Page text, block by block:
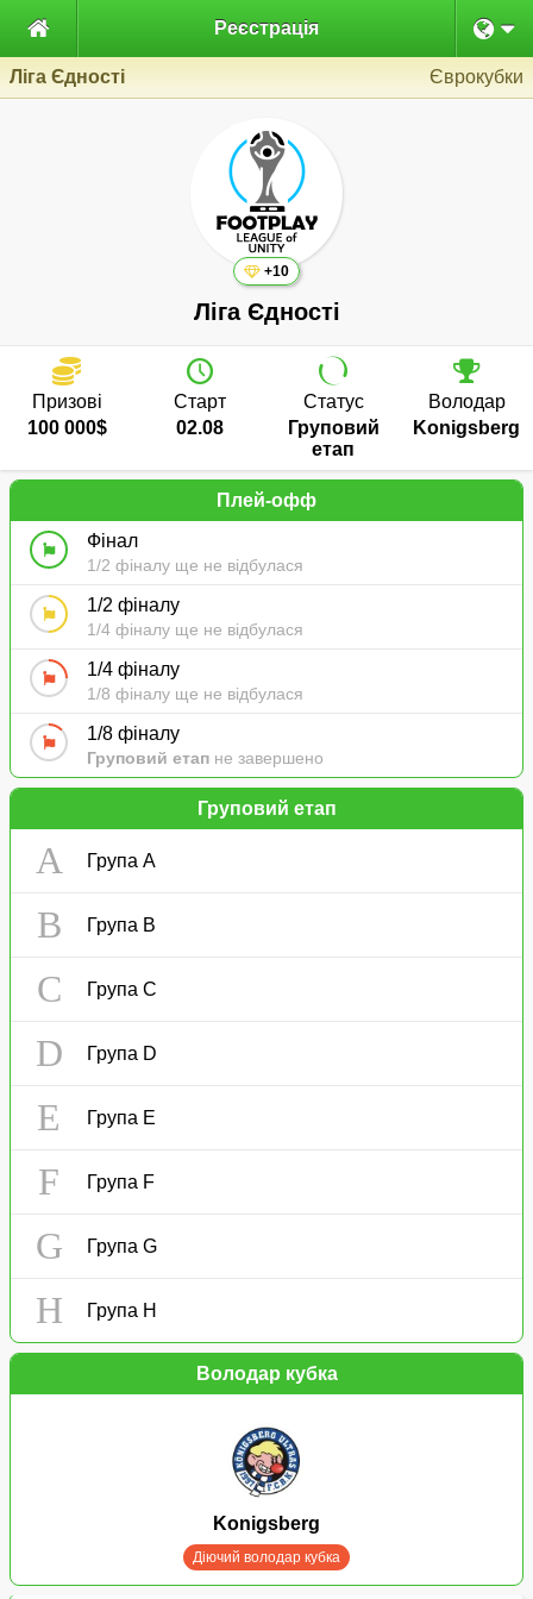
 Реєстрація
Ліга Єдності Єврокубки
+10
Ліга Єдності
Призові
100 000$
Старт
02.08
Статус
Груповий
етап
Володар
Konigsberg
Плей-офф
Фінал
1/2 фіналу ще не відбулася
1/2 фіналу
1/4 фіналу ще не відбулася
1/4 фіналу
1/8 фіналу ще не відбулася
1/8 фіналу
Груповий етап не завершено
Груповий етап
A Група A
B Група B
C Група C
D Група D
E Група E
F Група F
G Група G
H Група H
Володар кубка
Konigsberg
Діючий володар кубка